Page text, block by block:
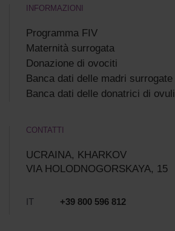
INFORMAZIONI
Programma FIV
Maternità surrogata
Donazione di ovociti
Banca dati delle madri surrogate
Banca dati delle donatrici di ovuli
CONTATTI
UCRAINA, KHARKOV
VIA HOLODNOGORSKAYA, 15
IT +39 800 596 812